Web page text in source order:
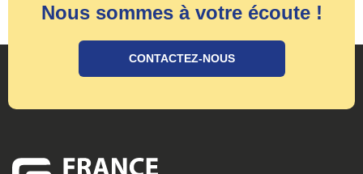
Nous sommes à votre écoute !
CONTACTEZ-NOUS